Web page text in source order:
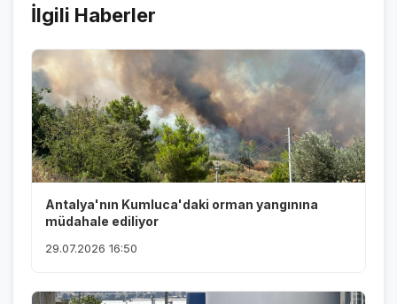
İlgili Haberler
Antalya'nın Kumluca'daki orman yangınına
müdahale ediliyor
29.07.2026 16:50